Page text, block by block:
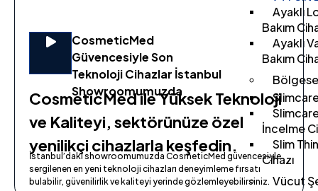
Ayaklı
Bakım
Ayaklı
Bakım
İncelme
Slim
Cihazı
Vücut
CosmeticMed
Güvencesiyle Son
Teknoloji Cihazlar İstanbul
Showroomumuzda
CosmeticMed ile Yüksek Teknoloji
ve Kaliteyi, sektörünüze özel
yenilikçi cihazlarla keşfedin.
İstanbul’daki showroomumuzda CosmeticMed güvencesiyle
sergilenen en yeni teknoloji cihazları deneyimleme fırsatı
bulabilir, güvenilirlik ve kaliteyi yerinde gözlemleyebilirsiniz.